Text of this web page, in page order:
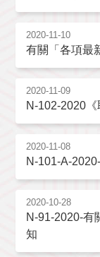
2020-11-10
有關「各項最
2020-11-09
N-102-2020《
2020-11-08
N-101-A-
2020-10-28
N-91-2020-有
知